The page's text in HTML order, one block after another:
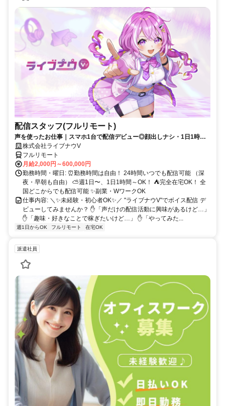
配信スタッフ(フルリモート)
声を使ったお仕事｜スマホ1台で配信デビュー◎顔出しナシ・1日1時間
～OK♪
株式会社ライブナウV
フルリモート
月給2,000円～600,000円
勤務時間・曜日: ⏰勤務時間は自由！ 24時間いつでも配信可能 （深
夜・早朝も自由） ⛅週1日〜、1日1時間～OK！ ⛺完全在宅OK！ 全
国どこからでも配信可能 ✨副業・WワークOK
仕事内容: ＼✨未経験・初心者OK✨／ "ライブナウV"でボイス配信 デ
ビューしてみませんか？ ✋「声だけの配信活動に興味があるけど…」
✋「趣味・好きなことで稼ぎたいけど…」 ✋「やってみた...
週1日からOK フルリモート 在宅OK
派遣社員